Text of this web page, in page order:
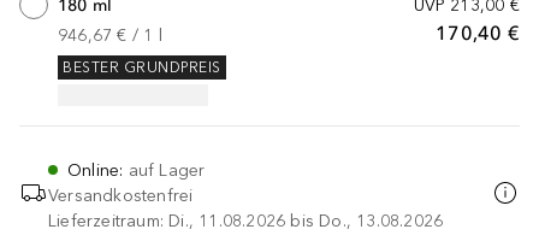
UVP 213,00 €
170,40 €
180 ml
946,67 € / 1
BESTER GRUNDPREIS
Online: auf Lager
Versandkostenfrei
Lieferzeitraum: Di., 11.08.2026 bis Do., 13.08.2026